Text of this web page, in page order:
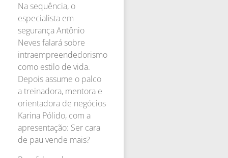
Na sequência, o
especialista em
segurança Antônio
Neves falará sobre
intraempreendedorismo
como estilo de vida.
Depois assume o palco
a treinadora, mentora e
orientadora de negócios
Karina Pólido, com a
apresentação: Ser cara
de pau vende mais?